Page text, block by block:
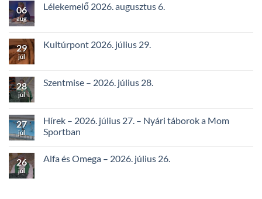
06
aug
Lélekemelő 2026. augusztus 6.
29
júl
Kultúrpont 2026. július 29.
28
júl
Szentmise – 2026. július 28.
27
júl
Hírek – 2026. július 27. – Nyári táborok a Mom
Sportban
26
júl
Alfa és Omega – 2026. július 26.